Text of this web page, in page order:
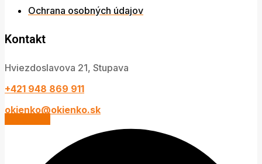
Ochrana osobných údajov
Kontakt
Hviezdoslavova 21, Stupava
+421 948 869 911
okienko@okienko.sk